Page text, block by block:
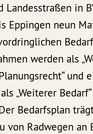
Landesstraßen in
Eppingen neun
werden als
und
„Weiterer Bedarf“
Bedarfsplan
von Radwegen an